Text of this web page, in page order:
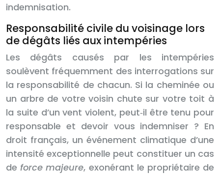
indemnisation.
Responsabilité civile du voisinage lors
de dégâts liés aux intempéries
Les dégâts causés par les intempéries
soulèvent fréquemment des interrogations sur
la responsabilité de chacun. Si la cheminée ou
un arbre de votre voisin chute sur votre toit à
la suite d’un vent violent, peut‑il être tenu pour
responsable et devoir vous indemniser ? En
droit français, un événement climatique d’une
intensité exceptionnelle peut constituer un cas
deforce majeure, exonérant le propriétaire de